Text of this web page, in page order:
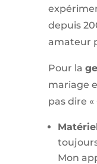
depuis
amateur
Pour la
mariage
pas dire «
Mon